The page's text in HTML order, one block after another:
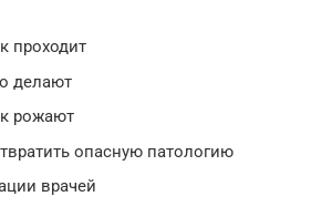
проходит
делают
рожают
опасную патологию
врачей